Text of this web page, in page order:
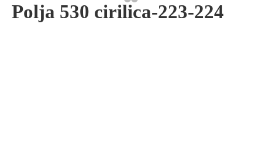
Polja 530 cirilica-223-224